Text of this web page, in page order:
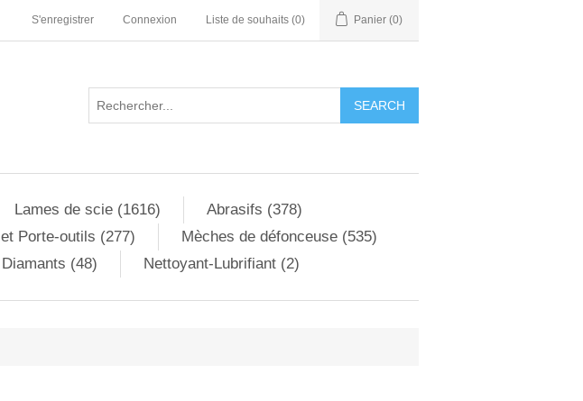
S'enregistrer Connexion Liste de souhaits (0) Panier (0)
Lames de scie (1616)
Abrasifs (378)
Porte-outils (277)
Mèches de défonceuse (535)
(48) Nettoyant-Lubrifiant (2)